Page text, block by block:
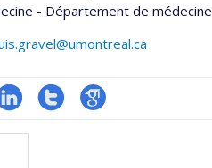
- Département de médecine
CompteGoogle